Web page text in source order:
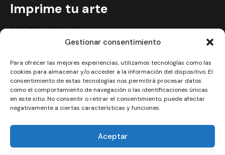
Gestionar consentimiento
Para ofrecer las mejores experiencias, utilizamos tecnologías como las
cookies para almacenar y/o acceder a la información del dispositivo. El
consentimiento de estas tecnologías nos permitirá procesar datos
como el comportamiento de navegación o las identificaciones únicas
en este sitio. No consentir o retirar el consentimiento, puede afectar
negativamente a ciertas características y funciones.
Aceptar
Imprime tu arte
hola@imprimetuarte.com
Imprime tu arte, una marca deTAGOYA SPORT SL
. con
más de 30 años en el sector de la confección y
estampación de ropa deportiva y con fabrica propia.
NIF: B99217358